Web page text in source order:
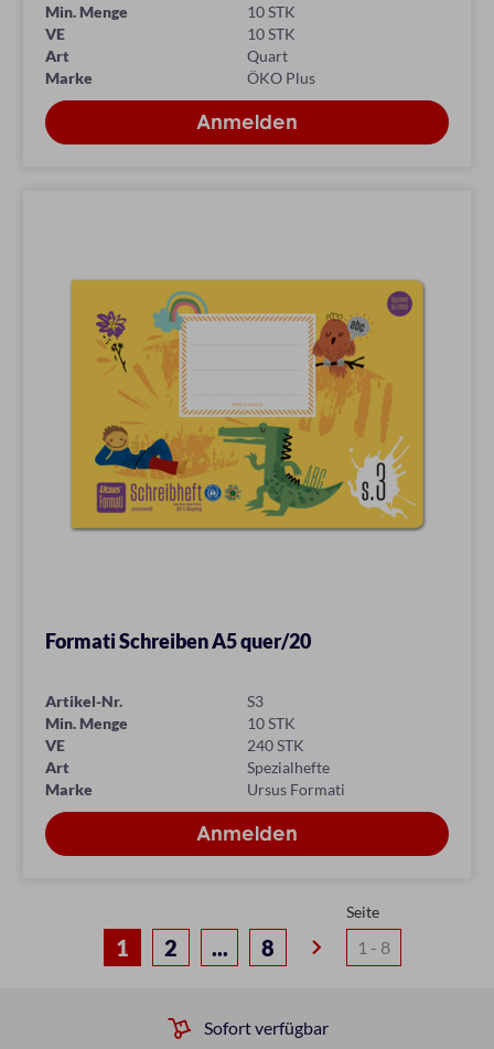
Min. Menge
10 STK
VE
10 STK
Art
Quart
Marke
ÖKO Plus
Formati Schreiben A5 quer/20
Artikel-Nr.
S3
Min. Menge
10 STK
VE
240 STK
Art
Spezialhefte
Marke
Ursus Formati
1 2 ... 8 keyboard_arrow_right
Seite
Verlässlicher Service